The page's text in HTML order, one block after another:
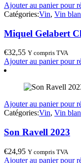
Ajouter au panier pour
Catégories:Vin, Vin
Miquel Gelabert
€32,55 Y compris TVA
Ajouter au panier pour
Ajouter au panier pour
Catégories:Vin, Vin
Son Ravell 2023
€24,95 Y compris TVA
Ajouter au panier pour